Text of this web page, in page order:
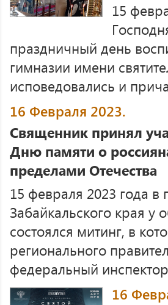
15
праздничный день
гимназии имени
исповедовались и
16 Февраля 2023.
Священник принял
Дню памяти о
пределами Отечества
15 февраля 2023 года
Забайкальского края у
состоялся митинг, в
регионального
федеральный
16